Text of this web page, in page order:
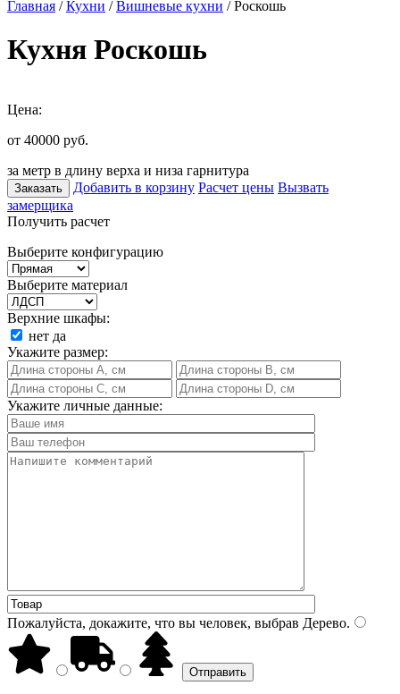
Главная /Кухни /Вишневые кухни / Роскошь
Кухня Роскошь
Цена:
от 40000 руб.
за метр в длину верха и низа гарнитура
Заказать Добавить в корзину Расчет цены Вызвать
замерщика
Получить расчет
Выберите конфигурацию
Выберите материал
Верхние шкафы:
нет да
Укажите размер:
Укажите личные данные:
Пожалуйста, докажите, что вы человек, выбрав Дерево.